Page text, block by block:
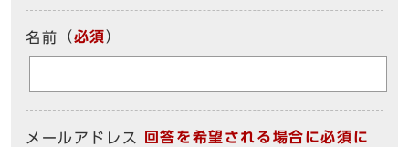
名前 （必須）
メールアドレス
回答を希望される場合に必須に